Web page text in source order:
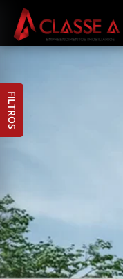
FILTROS